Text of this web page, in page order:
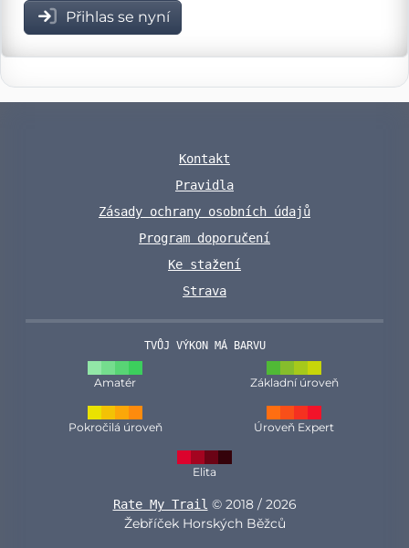
Přihlas se nyní
Kontakt
Pravidla
Zásady ochrany osobních údajů
Program doporučení
Ke stažení
Strava
TVŮJ VÝKON MÁ BARVU
Amatér Základní úroveň
Pokročilá úroveň Úroveň Expert
Elita
Rate My Trail © 2018 / 2026
Žebříček Horských Běžců